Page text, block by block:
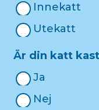
Innekatt
Utekatt
Är din katt
Ja
Nej